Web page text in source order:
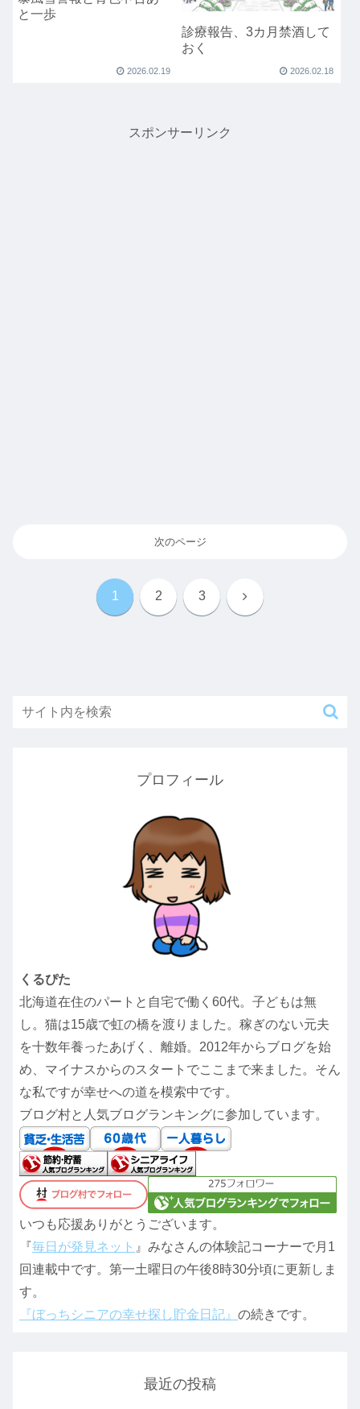
と一歩
2026.02.19
診療報告、3カ月禁酒して
おく
2026.02.18
スポンサーリンク
次のページ
1 2 3 次
プロフィール
くるぴた
北海道在住のパートと自宅で働く60代。子どもは無
し。猫は15歳で虹の橋を渡りました。稼ぎのない元夫
を十数年養ったあげく、離婚。2012年からブログを始
め、マイナスからのスタートでここまで来ました。そん
な私ですが幸せへの道を模索中です。
ブログ村と人気ブログランキングに参加しています。
いつも応援ありがとうございます。
『毎日が発見ネット 』みなさんの体験記コーナーで月1
回連載中です。第一土曜日の午後8時30分頃に更新しま
す。
『ぼっちシニアの幸せ探し貯金日記』 の続きです。
最近の投稿